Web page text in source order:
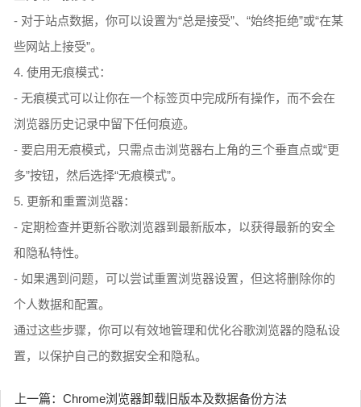
- 对于站点数据，你可以设置为“总是接受”、“始终拒绝”或“在某
些网站上接受”。
4. 使用无痕模式：
- 无痕模式可以让你在一个标签页中完成所有操作，而不会在
浏览器历史记录中留下任何痕迹。
- 要启用无痕模式，只需点击浏览器右上角的三个垂直点或“更
多”按钮，然后选择“无痕模式”。
5. 更新和重置浏览器：
- 定期检查并更新谷歌浏览器到最新版本，以获得最新的安全
和隐私特性。
- 如果遇到问题，可以尝试重置浏览器设置，但这将删除你的
个人数据和配置。
通过这些步骤，你可以有效地管理和优化谷歌浏览器的隐私设
置，以保护自己的数据安全和隐私。
上一篇：Chrome浏览器卸载旧版本及数据备份方法